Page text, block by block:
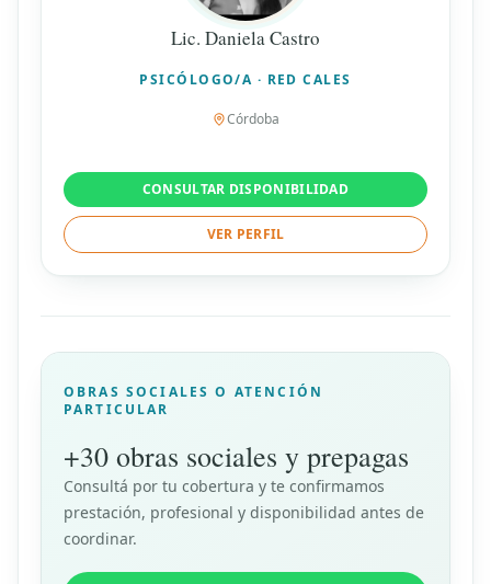
Lic. Daniela Castro
PSICÓLOGO/A · RED CALES
Córdoba
CONSULTAR DISPONIBILIDAD
VER PERFIL
OBRAS SOCIALES O ATENCIÓN
PARTICULAR
+30 obras sociales y prepagas
Consultá por tu cobertura y te confirmamos
prestación, profesional y disponibilidad antes de
coordinar.